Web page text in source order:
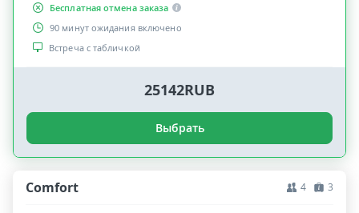
Бесплатная отмена заказа
90 минут ожидания включено
Встреча с табличкой
25142RUB
Выбрать
Comfort 4 3